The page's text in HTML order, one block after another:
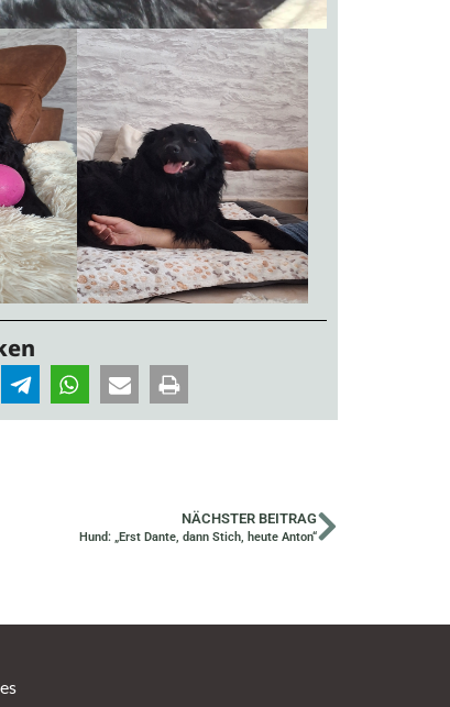
NÄCHSTER BEITRAG
Hund: „Erst Dante, dann Stich, heute Anton“